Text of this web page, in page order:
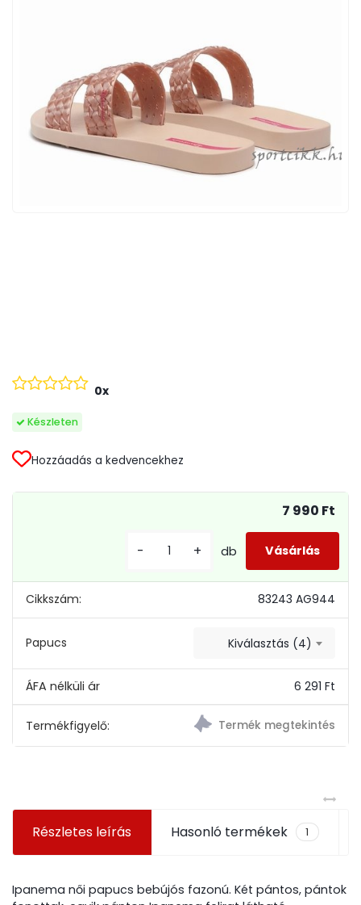
Készleten
0x
Hozzáadás a kedvencekhez
Cikkszám: 83243 AG944
Papucs Kiválasztás (4)
6 291 Ft
7 990 Ft
Termékfigyelő:
- + db
Részletes leírás Hasonló termékek 1
Ipanema női papucs bebújós fazonú. Két pántos, pántok